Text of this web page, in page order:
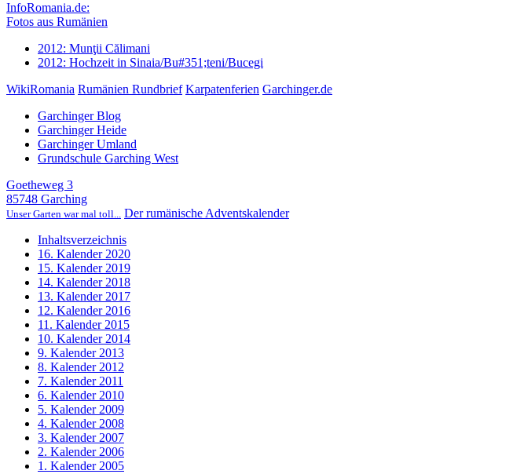
InfoRomania.de:
Fotos aus Rumänien
2012: Munţii Călimani
2012: Hochzeit in Sinaia/Bu#351;teni/Bucegi
WikiRomania Rumänien Rundbrief Karpatenferien Garchinger.de
Garchinger Blog
Garchinger Heide
Garchinger Umland
Grundschule Garching West
Goetheweg 3
85748 Garching
Unser Garten war mal toll... Der rumänische Adventskalender
Inhaltsverzeichnis
16. Kalender 2020
15. Kalender 2019
14. Kalender 2018
13. Kalender 2017
12. Kalender 2016
11. Kalender 2015
10. Kalender 2014
9. Kalender 2013
8. Kalender 2012
7. Kalender 2011
6. Kalender 2010
5. Kalender 2009
4. Kalender 2008
3. Kalender 2007
2. Kalender 2006
1. Kalender 2005